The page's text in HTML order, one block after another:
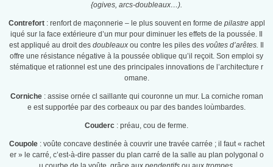
{ogives, arcs-doubleaux…).
Contrefort : renfort de maçonnerie – le plus souvent en forme de pilastre appl
iqué sur la face extérieure d’un mur pour diminuer les effets de la poussée. Il
est appliqué au droit des doubleaux ou contre les piles des voûtes d’arêtes.
offre une résistance négative à la poussée oblique qu’il reçoit. Son emploi sy
stématique et rationnel est une des principales innovations de l’architecture r
omane.
Corniche : assise ornée cl saillante qui couronne un mur. La corniche roman
e est supportée par des corbeaux ou par des bandes loùmbardes.
Couderc : préau, cou de ferme.
Coupole : voûte concave destinée à couvrir une travée carrée ; il faut « rachet
er » le carré, c’est-à-dire passer du plan carré de la salle au plan polygonal o